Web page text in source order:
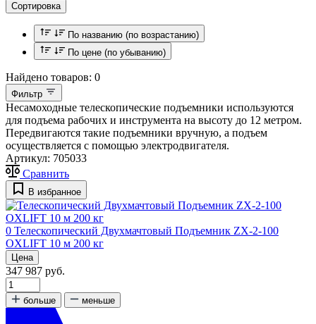
Сортировка
По названию (по возрастанию)
По цене (по убыванию)
Найдено товаров: 0
Фильтр
Несамоходные телескопические подъемники используются
для подъема рабочих и инструмента на высоту до 12 метром.
Передвигаются такие подъемники вручную, а подъем
осуществляется с помощью электродвигателя.
Артикул: 705033
Сравнить
В избранное
0 Телескопический Двухмачтовый Подъемник ZX-2-100
OXLIFT 10 м 200 кг
Цена
347 987 руб.
больше меньше